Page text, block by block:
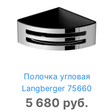
Полочка угловая
Langberger 75660
5 680 руб.